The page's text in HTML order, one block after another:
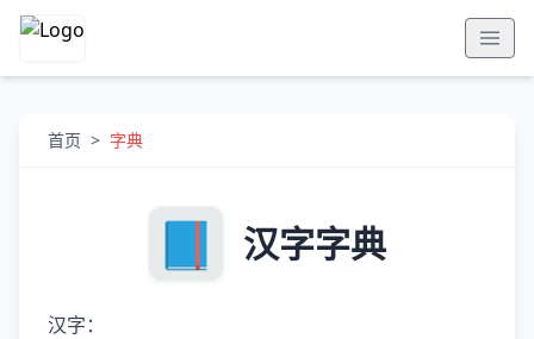
首页 > 字典
汉字字典
汉字：